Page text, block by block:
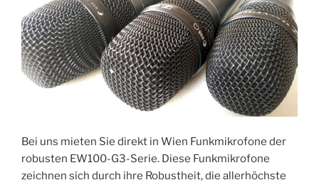
Bei uns mieten Sie direkt in Wien Funkmikrofone der
robusten EW100-G3-Serie. Diese Funkmikrofone
zeichnen sich durch ihre Robustheit, die allerhöchste